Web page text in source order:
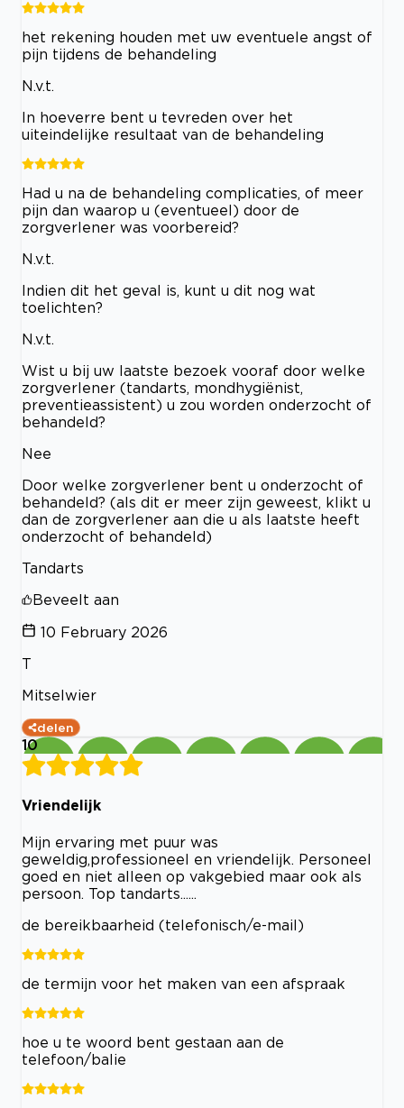
het rekening houden met uw eventuele angst of
pijn tijdens de behandeling
N.v.t.
In hoeverre bent u tevreden over het
uiteindelijke resultaat van de behandeling
Had u na de behandeling complicaties, of meer
pijn dan waarop u (eventueel) door de
zorgverlener was voorbereid?
N.v.t.
Indien dit het geval is, kunt u dit nog wat
toelichten?
N.v.t.
Wist u bij uw laatste bezoek vooraf door welke
zorgverlener (tandarts, mondhygiënist,
preventieassistent) u zou worden onderzocht of
behandeld?
Nee
Door welke zorgverlener bent u onderzocht of
behandeld? (als dit er meer zijn geweest, klikt u
dan de zorgverlener aan die u als laatste heeft
onderzocht of behandeld)
Tandarts
Beveelt aan
10 February 2026
T
Mitselwier
delen
10
Vriendelijk
Mijn ervaring met puur was
geweldig,professioneel en vriendelijk. Personeel
goed en niet alleen op vakgebied maar ook als
persoon. Top tandarts......
de bereikbaarheid (telefonisch/e-mail)
de termijn voor het maken van een afspraak
hoe u te woord bent gestaan aan de
telefoon/balie